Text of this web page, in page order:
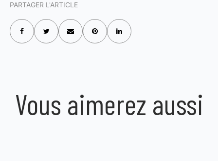
PARTAGER L'ARTICLE
Vous aimerez aussi